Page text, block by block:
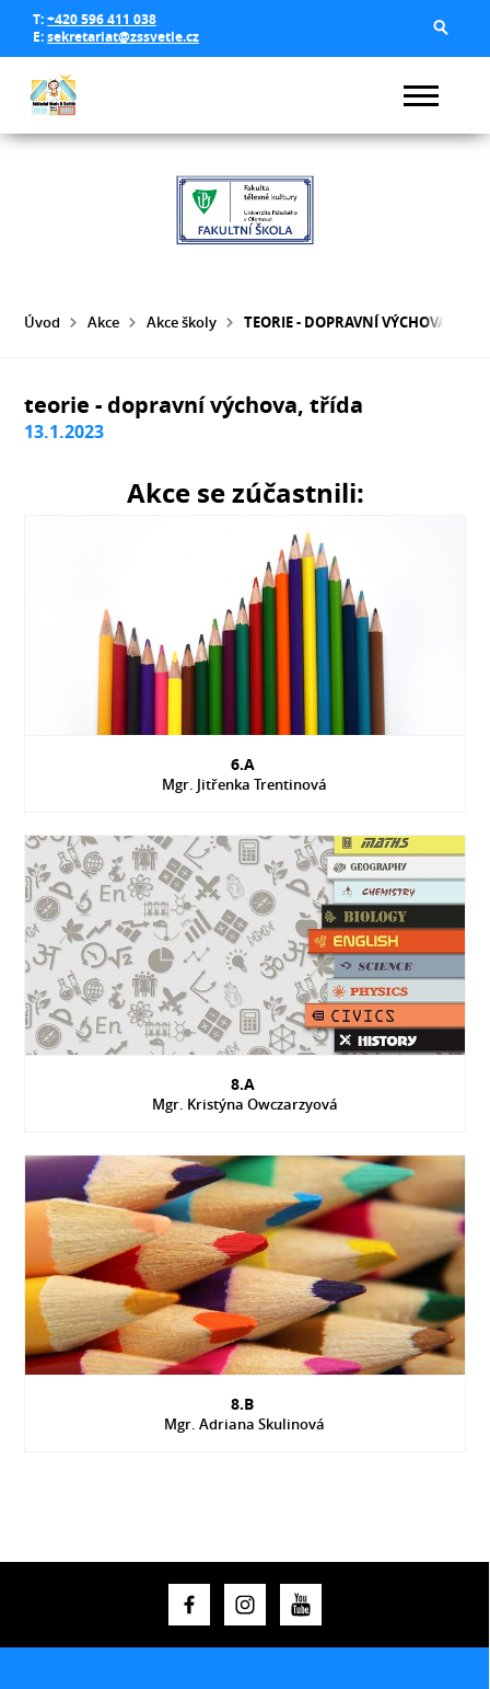
T:+420 596 411 038
E:sekretariat@zssvetle.cz
Úvod Akce Akce školy TEORIE - DOPRAVNÍ VÝCHOVA,
teorie - dopravní výchova, třída
13.1.2023
Akce se zúčastnili:
6.A
Mgr. Jitřenka Trentinová
8.A
Mgr. Kristýna Owczarzyová
8.B
Mgr. Adriana Skulinová